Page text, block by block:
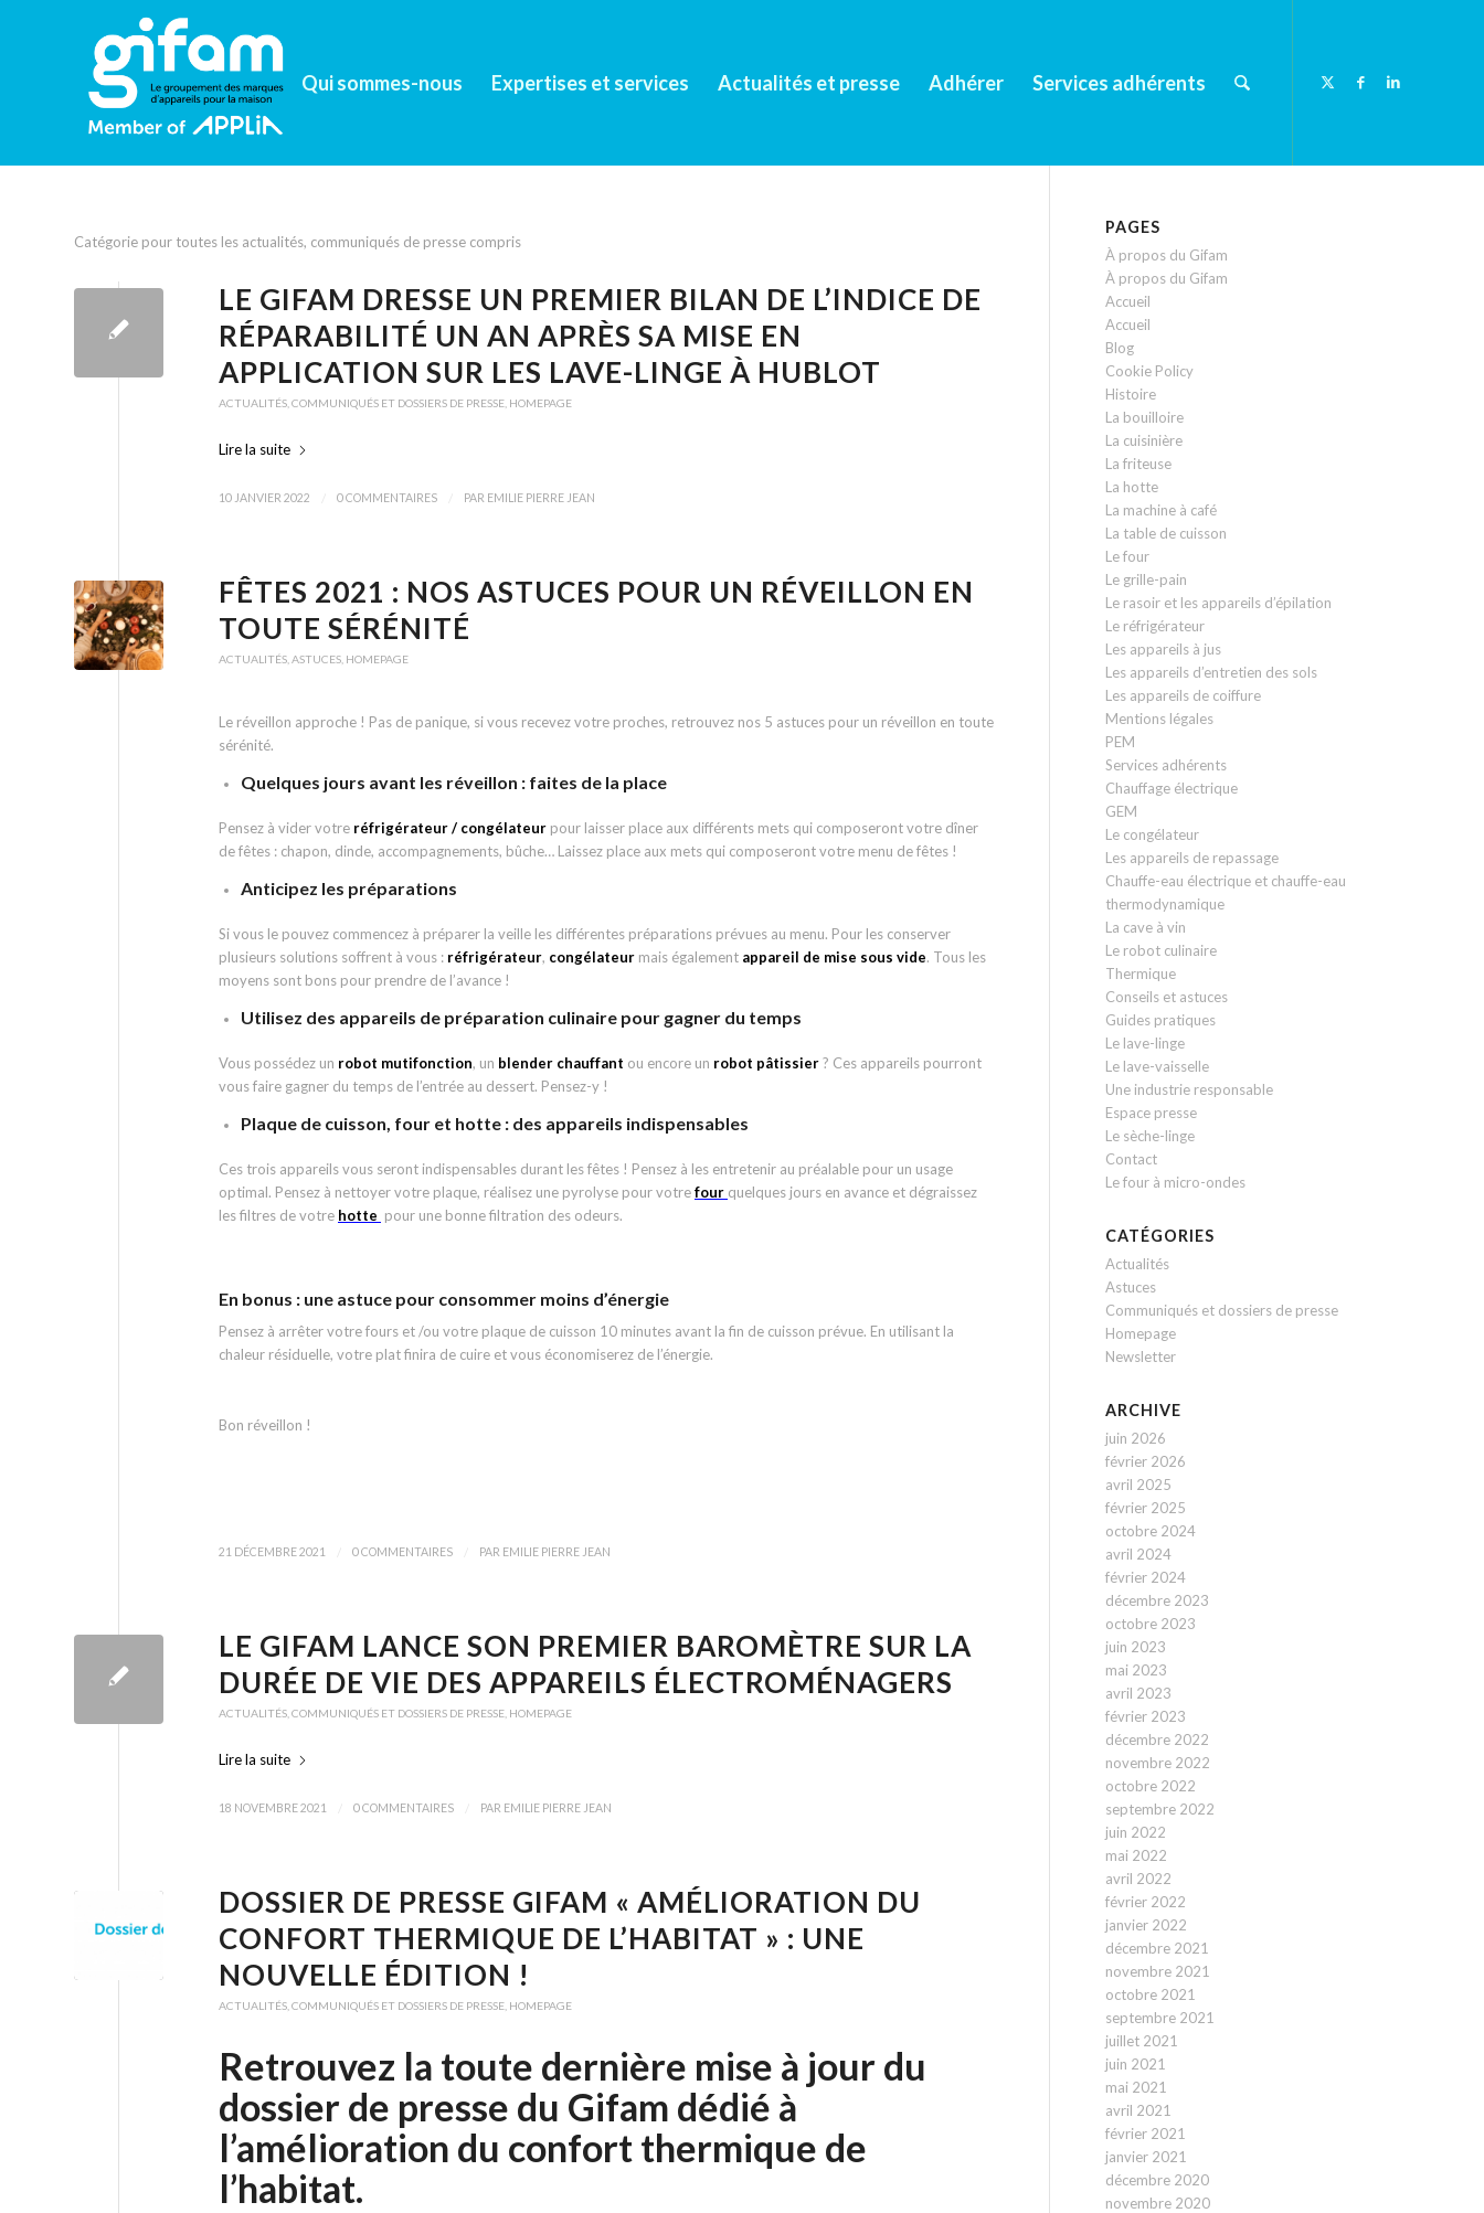
Qui sommes-nous Expertises et services Actualités et presse Adhérer Services adhérents
Catégorie pour toutes les actualités, communiqués de presse compris
LE GIFAM DRESSE UN PREMIER BILAN DE L’INDICE DE
RÉPARABILITÉ UN AN APRÈS SA MISE EN
APPLICATION SUR LES LAVE-LINGE À HUBLOT
ACTUALITÉS COMMUNIQUÉS ET DOSSIERS DE PRESSE HOMEPAGE
Lire la suite
10 JANVIER 2022 0 COMMENTAIRES PAR EMILIE PIERRE JEAN
FÊTES 2021 : NOS ASTUCES POUR UN RÉVEILLON EN
TOUTE SÉRÉNITÉ
ACTUALITÉS ASTUCES HOMEPAGE
Le réveillon approche ! Pas de panique, si vous recevez votre proches, retrouvez nos 5 astuces pour un réveillon en toute
sérénité.
Quelques jours avant les réveillon : faites de la place
Pensez à vider votre réfrigérateur / congélateur pour laisser place aux différents mets qui composeront votre dîner
de fêtes : chapon, dinde, accompagnements, bûche… Laissez place aux mets qui composeront votre menu de fêtes !
Anticipez les préparations
Si vous le pouvez commencez à préparer la veille les différentes préparations prévues au menu. Pour les conserver
plusieurs solutions soffrent à vous : réfrigérateur, congélateur mais également appareil de mise sous vide. Tous les
moyens sont bons pour prendre de l’avance !
Utilisez des appareils de préparation culinaire pour gagner du temps
Vous possédez un robot mutifonction, un blender chauffant ou encore un robot pâtissier? Ces appareils pourront
vous faire gagner du temps de l’entrée au dessert. Pensez-y !
Plaque de cuisson, four et hotte : des appareils indispensables
Ces trois appareils vous seront indispensables durant les fêtes ! Pensez à les entretenir au préalable pour un usage
optimal. Pensez à nettoyer votre plaque, réalisez une pyrolyse pour votrefour quelques jours en avance et dégraissez
les filtres de votre hotte pour une bonne filtration des odeurs.
En bonus : une astuce pour consommer moins d’énergie
Pensez à arrêter votre fours et /ou votre plaque de cuisson 10 minutes avant la fin de cuisson prévue. En utilisant la
chaleur résiduelle, votre plat finira de cuire et vous économiserez de l’énergie.
Bon réveillon !
21 DÉCEMBRE 2021 0 COMMENTAIRES PAR EMILIE PIERRE JEAN
LE GIFAM LANCE SON PREMIER BAROMÈTRE SUR LA
DURÉE DE VIE DES APPAREILS ÉLECTROMÉNAGERS
ACTUALITÉS COMMUNIQUÉS ET DOSSIERS DE PRESSE HOMEPAGE
Lire la suite
18 NOVEMBRE 2021 0 COMMENTAIRES PAR EMILIE PIERRE JEAN
DOSSIER DE PRESSE GIFAM « AMÉLIORATION DU
CONFORT THERMIQUE DE L’HABITAT » : UNE
NOUVELLE ÉDITION !
ACTUALITÉS COMMUNIQUÉS ET DOSSIERS DE PRESSE HOMEPAGE
Retrouvez la toute dernière mise à jour du
dossier de presse du Gifam dédié à
l’amélioration du confort thermique de
l’habitat.
PAGES
À propos du Gifam
À propos du Gifam
Accueil
Accueil
Blog
Cookie Policy
Histoire
La bouilloire
La cuisinière
La friteuse
La hotte
La machine à café
La table de cuisson
Le four
Le grille-pain
Le rasoir et les appareils d’épilation
Le réfrigérateur
Les appareils à jus
Les appareils d’entretien des sols
Les appareils de coiffure
Mentions légales
PEM
Services adhérents
Chauffage électrique
GEM
Le congélateur
Les appareils de repassage
Chauffe-eau électrique et chauffe-eau
thermodynamique
La cave à vin
Le robot culinaire
Thermique
Conseils et astuces
Guides pratiques
Le lave-linge
Le lave-vaisselle
Une industrie responsable
Espace presse
Le sèche-linge
Contact
Le four à micro-ondes
CATÉGORIES
Actualités
Astuces
Communiqués et dossiers de presse
Homepage
Newsletter
ARCHIVE
juin 2026
février 2026
avril 2025
février 2025
octobre 2024
avril 2024
février 2024
décembre 2023
octobre 2023
juin 2023
mai 2023
avril 2023
février 2023
décembre 2022
novembre 2022
octobre 2022
septembre 2022
juin 2022
mai 2022
avril 2022
février 2022
janvier 2022
décembre 2021
novembre 2021
octobre 2021
septembre 2021
juillet 2021
juin 2021
mai 2021
avril 2021
février 2021
janvier 2021
décembre 2020
novembre 2020